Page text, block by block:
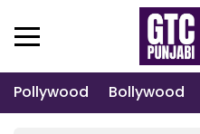
Pollywood Bollywood